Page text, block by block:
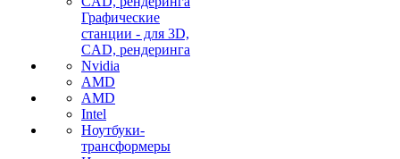
Графические
станции - для 3D,
CAD, рендеринга
Nvidia
AMD
AMD
Intel
Ноутбуки-
трансформеры